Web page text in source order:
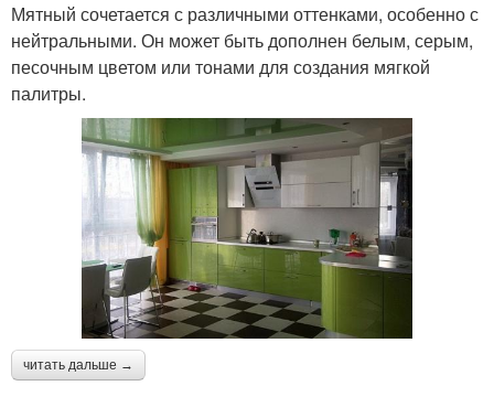
Мятный сочетается с различными оттенками, особенно с
нейтральными. Он может быть дополнен белым, серым,
песочным цветом или тонами для создания мягкой
палитры.
читать дальше →